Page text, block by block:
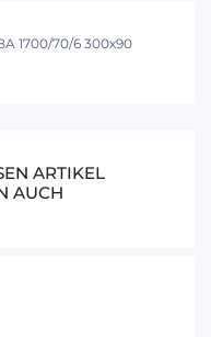
1700/70/6 300x90
ARTIKEL
AUCH